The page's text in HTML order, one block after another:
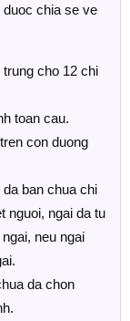
duoc chia se ve
cho 12 chi
toan cau.
con duong
ban chua chi
nguoi, ngai da tu
neu ngai
da chon